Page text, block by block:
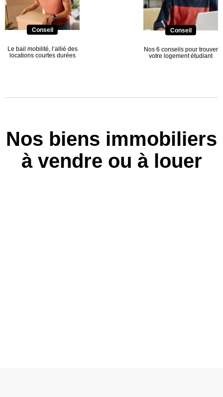
Conseil
Le bail mobilité, l’allié des
locations courtes durées
Conseil
Nos 6 conseils pour trouver
votre logement étudiant
Nos biens immobiliers
à vendre ou à louer